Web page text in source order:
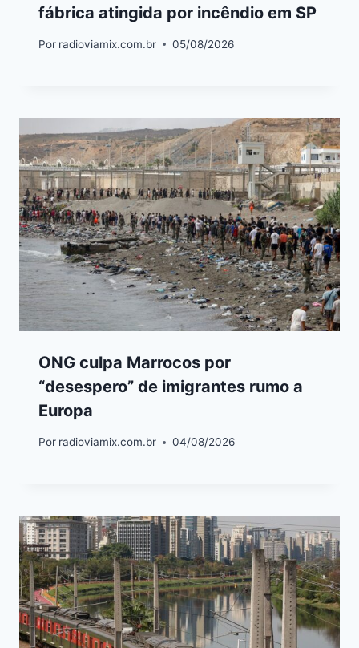
fábrica atingida por incêndio em SP
Por radioviamix.com.br 05/08/2026
ONG culpa Marrocos por
“desespero” de imigrantes rumo a
Europa
Por radioviamix.com.br 04/08/2026